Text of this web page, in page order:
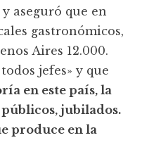
aseguró que en
gastronómicos,
Aires 12.000.
jefes» y que
en este país, la
jubilados.
produce en la